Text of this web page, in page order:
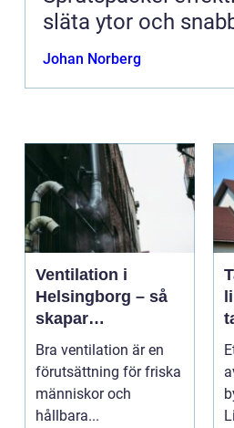
släta ytor och
Johan Norberg
Ventilation i
Helsingborg – så
skapar
fastighetsägare
friskare och mer
energieffektiva
byggnader
Bra ventilation är en
förutsättning för friska
människor och
hållbara...